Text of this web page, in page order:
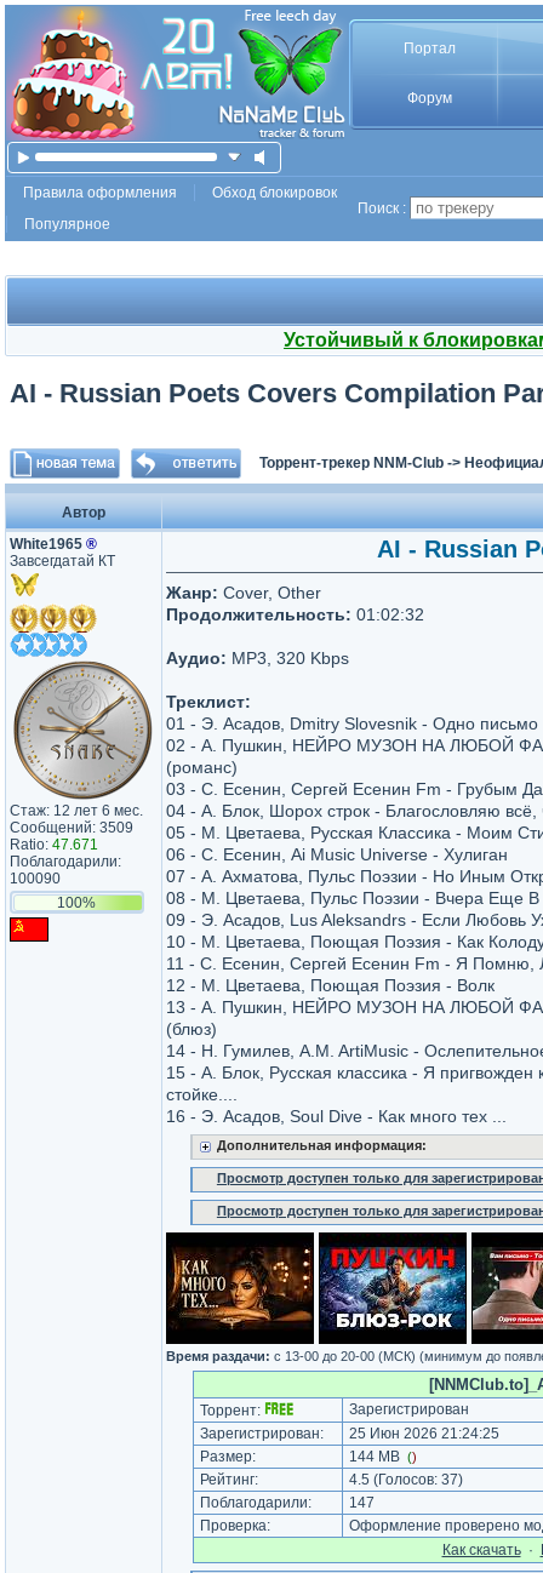
Портал
Форум
Правила оформления
Обход блокировок
Популярное
Поиск :
Устойчивый к
AI - Russian Poets Covers Compilation
Торрент-трекер NNM-Club ->
Автор
White1965 ®
Завсегдатай КТ
Стаж: 12 лет 6 мес.
Сообщений: 3509
Ratio: 47.671
Поблагодарили:
100090
100%
AI - Russian
Жанр: Cover, Other
Продолжительность: 01:02:32
Аудио: MP3, 320 Kbps
Треклист:
01 - Э. Асадов, Dmitry Slovesnik - Одно письмо
02 - А. Пушкин, НЕЙРО МУЗОН НА ЛЮБОЙ
(романс)
03 - С. Есенин, Сергей Есенин Fm - Грубым
04 - А. Блок, Шорох строк - Благословляю всё,
05 - М. Цветаева, Русская Классика - Моим
06 - С. Есенин, Ai Music Universe - Хулиган
07 - А. Ахматова, Пульс Поэзии - Но Иным
08 - М. Цветаева, Пульс Поэзии - Вчера Еще В
09 - Э. Асадов, Lus Aleksandrs - Если Любовь
10 - М. Цветаева, Поющая Поэзия - Как
11 - С. Есенин, Сергей Есенин Fm - Я
12 - М. Цветаева, Поющая Поэзия - Волк
13 - А. Пушкин, НЕЙРО МУЗОН НА ЛЮБОЙ
(блюз)
14 - Н. Гумилев, A.M. ArtiMusic -
15 - А. Блок, Русская классика - Я пригвожден
стойке....
16 - Э. Асадов, Soul Dive - Как много тех ...
Дополнительная информация:
Просмотр доступен только для
Просмотр доступен только для
Время раздачи: c 13-00 до 20-00 (МСК) (минимум до
Торрент:
Зарегистрирован
Зарегистрирован:
25 Июн 2026 21:24:25
Размер:
144 MB ()
Рейтинг: 4.5 (Голосов: 37)
Поблагодарили:
147
Проверка:
Оформление проверено
Как cкачать·